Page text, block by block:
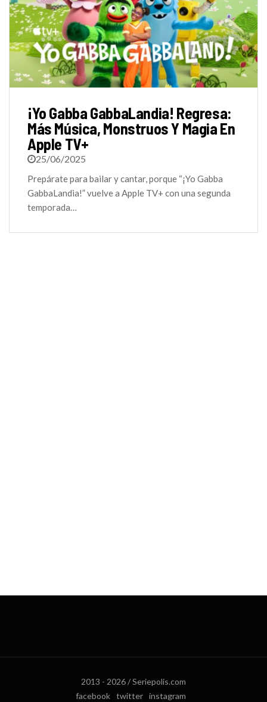
¡Yo Gabba GabbaLandia! Regresa:
Más Música, Monstruos Y Magia En
Apple TV+
25/06/2025
Prepárate para bailar y cantar, porque “¡Yo Gabba
GabbaLandia!” vuelve a Apple TV+ con una segunda
temporada…
2013 - 2026 / Seriepolis.com
facebook
twitter instagram